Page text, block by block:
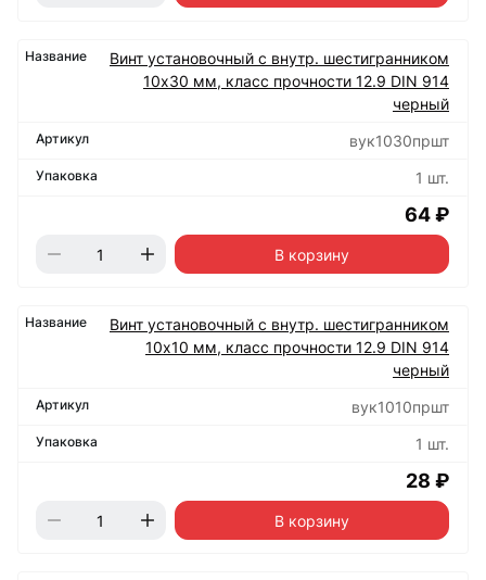
Винт установочный с внутр. шестигранником
10х30 мм, класс прочности 12.9 DIN 914
черный
вук1030пршт
1 шт.
64 ₽
В корзину
Винт установочный с внутр. шестигранником
10х10 мм, класс прочности 12.9 DIN 914
черный
вук1010пршт
1 шт.
28 ₽
В корзину